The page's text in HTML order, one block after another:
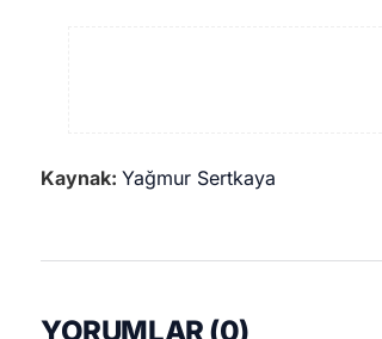
Kaynak: Yağmur Sertkaya
YORUMLAR (0)